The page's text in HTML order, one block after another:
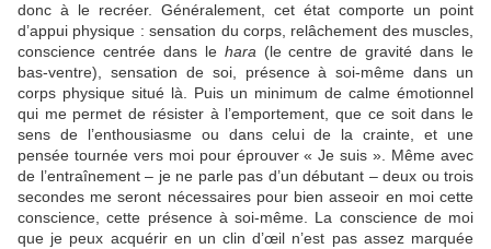
donc à le recréer. Généralement, cet état comporte un point
d’appui physique : sensation du corps, relâchement des muscles,
conscience centrée dans le hara (le centre de gravité dans le
bas-ventre), sensation de soi, présence à soi-même dans un
corps physique situé là. Puis un minimum de calme émotionnel
qui me permet de résister à l’emportement, que ce soit dans le
sens de l’enthousiasme ou dans celui de la crainte, et une
pensée tournée vers moi pour éprouver « Je suis ». Même avec
de l’entraînement – je ne parle pas d’un débutant – deux ou trois
secondes me seront nécessaires pour bien asseoir en moi cette
conscience, cette présence à soi-même. La conscience de moi
que je peux acquérir en un clin d’œil n’est pas assez marquée